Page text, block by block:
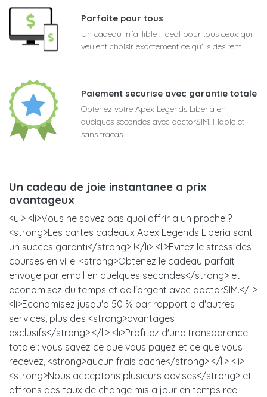
Parfaite pour tous
Un cadeau infaillible ! Ideal pour tous ceux qui
veulent choisir exactement ce qu'ils desirent
Paiement securise avec garantie totale
Obtenez votre Apex Legends Liberia en
quelques secondes avec doctorSIM. Fiable et
sans tracas
Un cadeau de joie instantanee a prix
avantageux
<ul> <li>Vous ne savez pas quoi offrir a un proche ?
<strong>Les cartes cadeaux Apex Legends Liberia sont
un succes garanti</strong> !</li> <li>Evitez le stress des
courses en ville. <strong>Obtenez le cadeau parfait
envoye par email en quelques secondes</strong> et
economisez du temps et de l'argent avec doctorSIM.</li>
<li>Economisez jusqu'a 50 % par rapport a d'autres
services, plus des <strong>avantages
exclusifs</strong>.</li> <li>Profitez d'une transparence
totale : vous savez ce que vous payez et ce que vous
recevez, <strong>aucun frais cache</strong>.</li> <li>
<strong>Nous acceptons plusieurs devises</strong> et
offrons des taux de change mis a jour en temps reel.